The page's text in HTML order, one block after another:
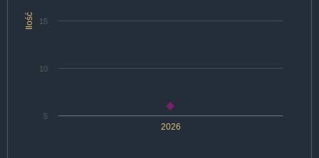
Ilość
2026
5
10
15